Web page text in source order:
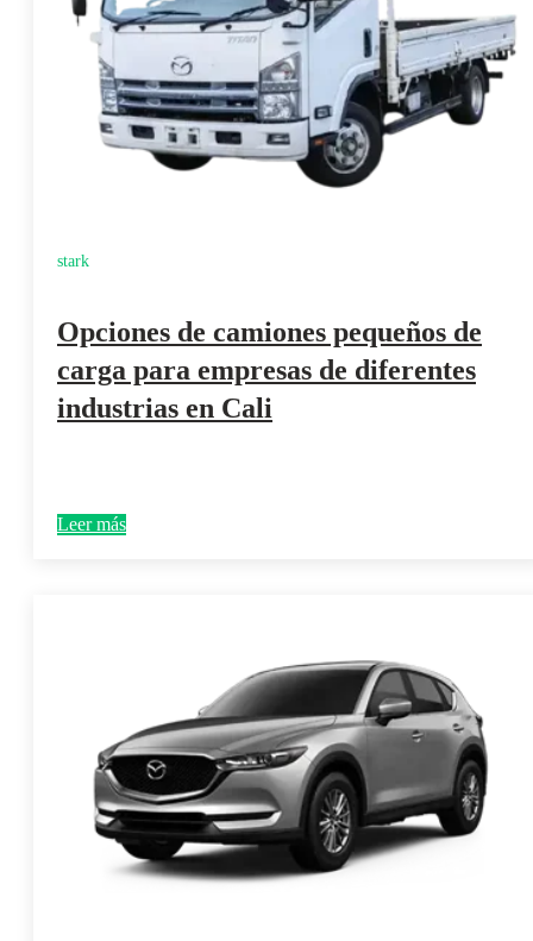
stark
Opciones de camiones pequeños de
carga para empresas de diferentes
industrias en Cali
Leer más